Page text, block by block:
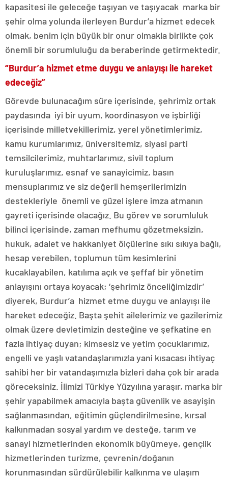
kapasitesi ile geleceğe taşıyan ve taşıyacak marka bir
şehir olma yolunda ilerleyen Burdur’a hizmet edecek
olmak, benim için büyük bir onur olmakla birlikte çok
önemli bir sorumluluğu da beraberinde getirmektedir.
“Burdur’a hizmet etme duygu ve anlayışı ile hareket
edeceğiz”
Görevde bulunacağım süre içerisinde, şehrimiz ortak
paydasında iyi bir uyum, koordinasyon ve işbirliği
içerisinde milletvekillerimiz, yerel yönetimlerimiz,
kamu kurumlarımız, üniversitemiz, siyasi parti
temsilcilerimiz, muhtarlarımız, sivil toplum
kuruluşlarımız, esnaf ve sanayicimiz, basın
mensuplarımız ve siz değerli hemşerilerimizin
destekleriyle önemli ve güzel işlere imza atmanın
gayreti içerisinde olacağız. Bu görev ve sorumluluk
bilinci içerisinde, zaman mefhumu gözetmeksizin,
hukuk, adalet ve hakkaniyet ölçülerine sıkı sıkıya bağlı,
hesap verebilen, toplumun tüm kesimlerini
kucaklayabilen, katılıma açık ve şeffaf bir yönetim
anlayışını ortaya koyacak; ‘şehrimiz önceliğimizdir’
diyerek, Burdur’a hizmet etme duygu ve anlayışı ile
hareket edeceğiz. Başta şehit ailelerimiz ve gazilerimiz
olmak üzere devletimizin desteğine ve şefkatine en
fazla ihtiyaç duyan; kimsesiz ve yetim çocuklarımız,
engelli ve yaşlı vatandaşlarımızla yani kısacası ihtiyaç
sahibi her bir vatandaşımızla bizleri daha çok bir arada
göreceksiniz. İlimizi Türkiye Yüzyılına yaraşır, marka bir
şehir yapabilmek amacıyla başta güvenlik ve asayişin
sağlanmasından, eğitimin güçlendirilmesine, kırsal
kalkınmadan sosyal yardım ve desteğe, tarım ve
sanayi hizmetlerinden ekonomik büyümeye, gençlik
hizmetlerinden turizme, çevrenin/doğanın
korunmasından sürdürülebilir kalkınma ve ulaşım